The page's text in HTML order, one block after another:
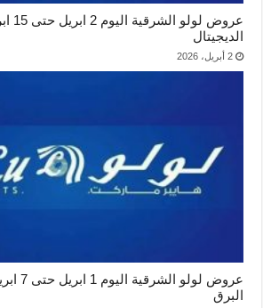
الديجيتال
2 أبريل، 2026
البرق